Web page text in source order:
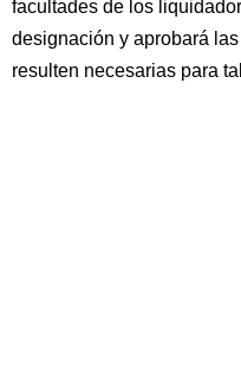
facultades de los
designación y aprobará
resulten necesarias para